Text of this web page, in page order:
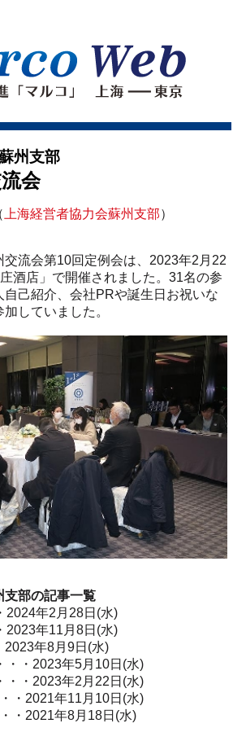
州支部
会
上海経営者協力会蘇州支部）
交流会第10回定例会は、2023年2月22
酒店」で開催されました。31名の参
自己紹介、会社PRや誕生日お祝いな
していました。
支部の記事一覧
年2月28日(水)
年11月8日(水)
年8月9日(水)
・2023年5月10日(水)
・2023年2月22日(水)
・2021年11月10日(水)
・2021年8月18日(水)